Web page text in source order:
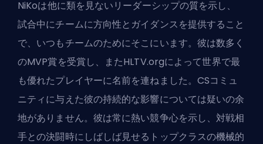
NiKoは他に類を見ないリーダーシップの質を示し、
試合中にチームに方向性とガイダンスを提供すること
で、いつもチームのためにそこにいます。彼は数多く
のMVP賞を受賞し、またHLTV.orgによって世界で最
も優れたプレイヤーに名前を連ねました。CSコミュ
ニティに与えた彼の持続的な影響については疑いの余
地がありません。彼は常に熱い競争心を示し、対戦相
手との決闘時にしばしば見せるトップクラスの機械的